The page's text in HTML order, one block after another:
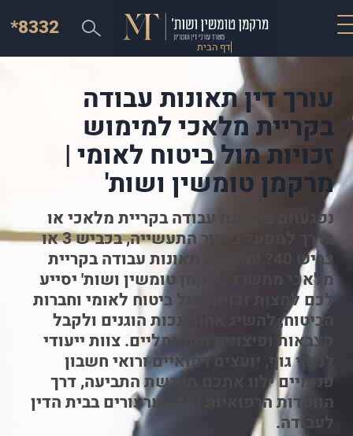
דף הבית
*8332
עורך דין תאונות עבודה
בקריית מלאכי למימוש
זכויות מול ביטוח לאומי |
מרקמן טומשין ושות'
נפגעתם בתאונת עבודה בקריית מלאכי או
בדרך למפעל באזור התעשייה, בכביש 3 או
כביש 40? עורך דין תאונות עבודה בקריית
מלאכי ממשרד מרקמן טומשין ושות' יסייע
לכם למצות זכויות מול ביטוח לאומי וחברות
הביטוח, להשיג אחוזי נכות הוגנים ולקבל
קצבאות ופיצויים מקסימליים. צוות ייעודי
לנזקי גוף, יועצים רפואיים ורואי חשבון
פנימיים ילוו אתכם מהגשת התביעה, דרך
הוועדות הרפואיות ועד הערעורים בבית הדין
לעבודה.